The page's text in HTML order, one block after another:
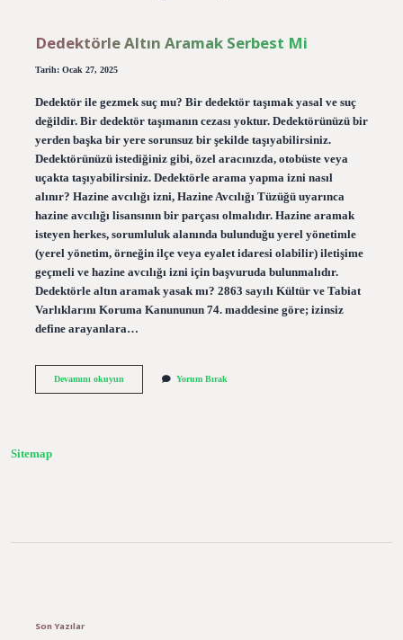
Dedektörle Altın Aramak Serbest Mi
Tarih: Ocak 27, 2025
Dedektör ile gezmek suç mu? Bir dedektör taşımak yasal ve suç
değildir. Bir dedektör taşımanın cezası yoktur. Dedektörünüzü bir
yerden başka bir yere sorunsuz bir şekilde taşıyabilirsiniz.
Dedektörünüzü istediğiniz gibi, özel aracınızda, otobüste veya
uçakta taşıyabilirsiniz. Dedektörle arama yapma izni nasıl
alınır? Hazine avcılığı izni, Hazine Avcılığı Tüzüğü uyarınca
hazine avcılığı lisansının bir parçası olmalıdır. Hazine aramak
isteyen herkes, sorumluluk alanında bulunduğu yerel yönetimle
(yerel yönetim, örneğin ilçe veya eyalet idaresi olabilir) iletişime
geçmeli ve hazine avcılığı izni için başvuruda bulunmalıdır.
Dedektörle altın aramak yasak mı? 2863 sayılı Kültür ve Tabiat
Varlıklarını Koruma Kanununun 74. maddesine göre; izinsiz
define arayanlara…
Devamını okuyunDedektörle
Yorum Bırak
Sitemap
Son Yazılar